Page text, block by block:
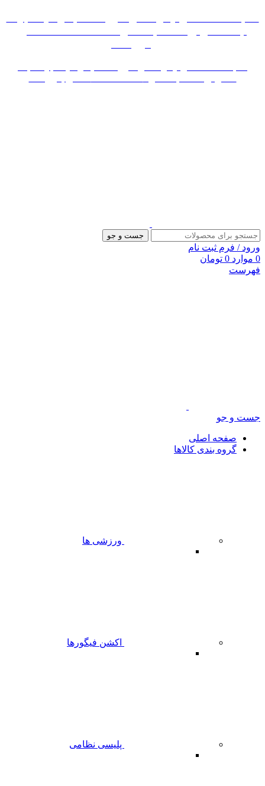
جست و جو
ورود / فرم ثبت نام
0 موارد 0 تومان
فهرست
جست و جو
صفحه اصلی
گروه بندی کالاها
ورزشی ها
اکشن فیگورها
پلیسی نظامی